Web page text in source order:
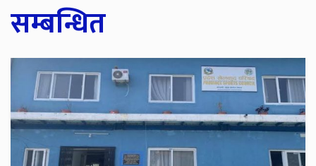
सम्बन्धित